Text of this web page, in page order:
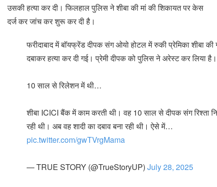
उसकी हत्या कर दी। फिलहाल पुलिस ने शीबा की मां की शिकायत पर केस
दर्ज कर जांच कर शुरू कर दी है।
फरीदाबाद में बॉयफ्रेंड दीपक संग ओयो होटल में रुकी प्रेमिका शीबा की
दबाकर हत्या कर दी गई। प्रेमी दीपक को पुलिस ने अरेस्ट कर लिया है।
10 साल से रिलेशन में थी…
शीबा ICICI बैंक में काम करती थी। वह 10 साल से दीपक संग रिश्ता
रही थी। अब वह शादी का दबाव बना रही थी। ऐसे में…
pic.twitter.com/gwTVrgMama
— TRUE STORY (@TrueStoryUP) July 28, 2025